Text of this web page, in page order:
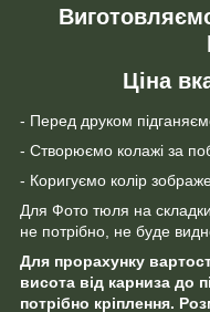
Ціна
- Перед друком
- Створюємо колажі за
- Коригуємо колір
Для Фото тюля на
не потрібно, не буде
Для прорахунку
висота від карниза до
потрібно кріплення.